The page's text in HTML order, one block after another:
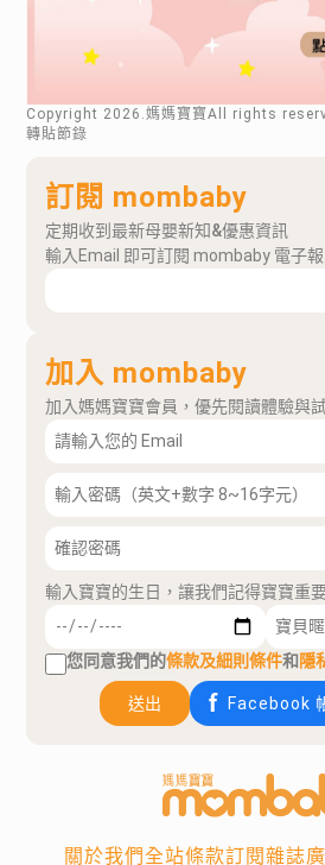
Copyright 2026 .媽媽寶寶All rights
轉貼節錄
訂閱 mombaby
定期收到最新母嬰新知&優惠資訊
輸入Email 即可訂閱 mombaby 電子報
加入 mombaby
加入媽媽寶寶會員，優先閱讀體驗與
輸入寶寶的生日，讓我們記得寶寶重
您同意我們的條款及細則條件和隱
送出 Facebook
關於我們全站條款訂閱雜誌